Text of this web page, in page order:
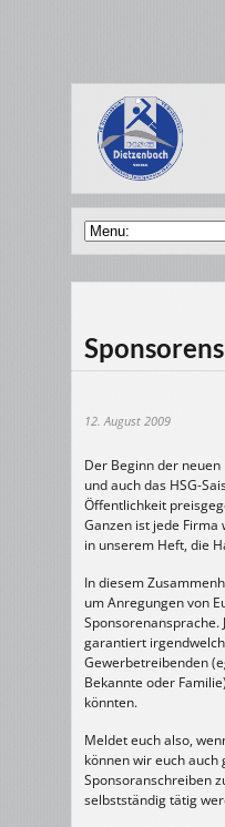
12. August 2009
Der Beginn der
und auch das HSG-
Öffentlichkeit
Ganzen ist jede Firma
in unserem Heft, die
In diesem
um Anregungen von
Sponsorenansprache.
garantiert
Gewerbetreibenden
Bekannte oder
könnten.
Meldet euch also,
können wir euch
Sponsoranschreiben
selbstständig tätig